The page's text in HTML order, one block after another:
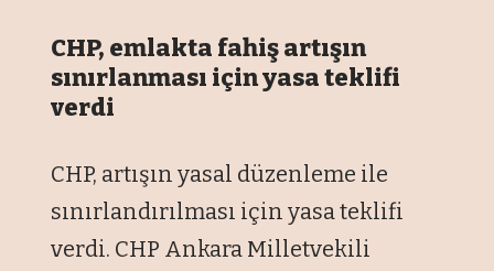
CHP, emlakta fahiş artışın
sınırlanması için yasa teklifi
verdi
CHP, artışın yasal düzenleme ile
sınırlandırılması için yasa teklifi
verdi. CHP Ankara Milletvekili